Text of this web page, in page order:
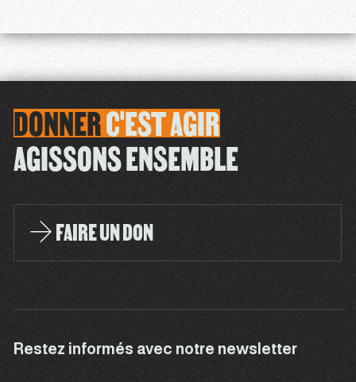
DONNERC'ESTAGIR
AGISSONS ENSEMBLE
FAIRE UN DON
Restez informés avec notre newsletter